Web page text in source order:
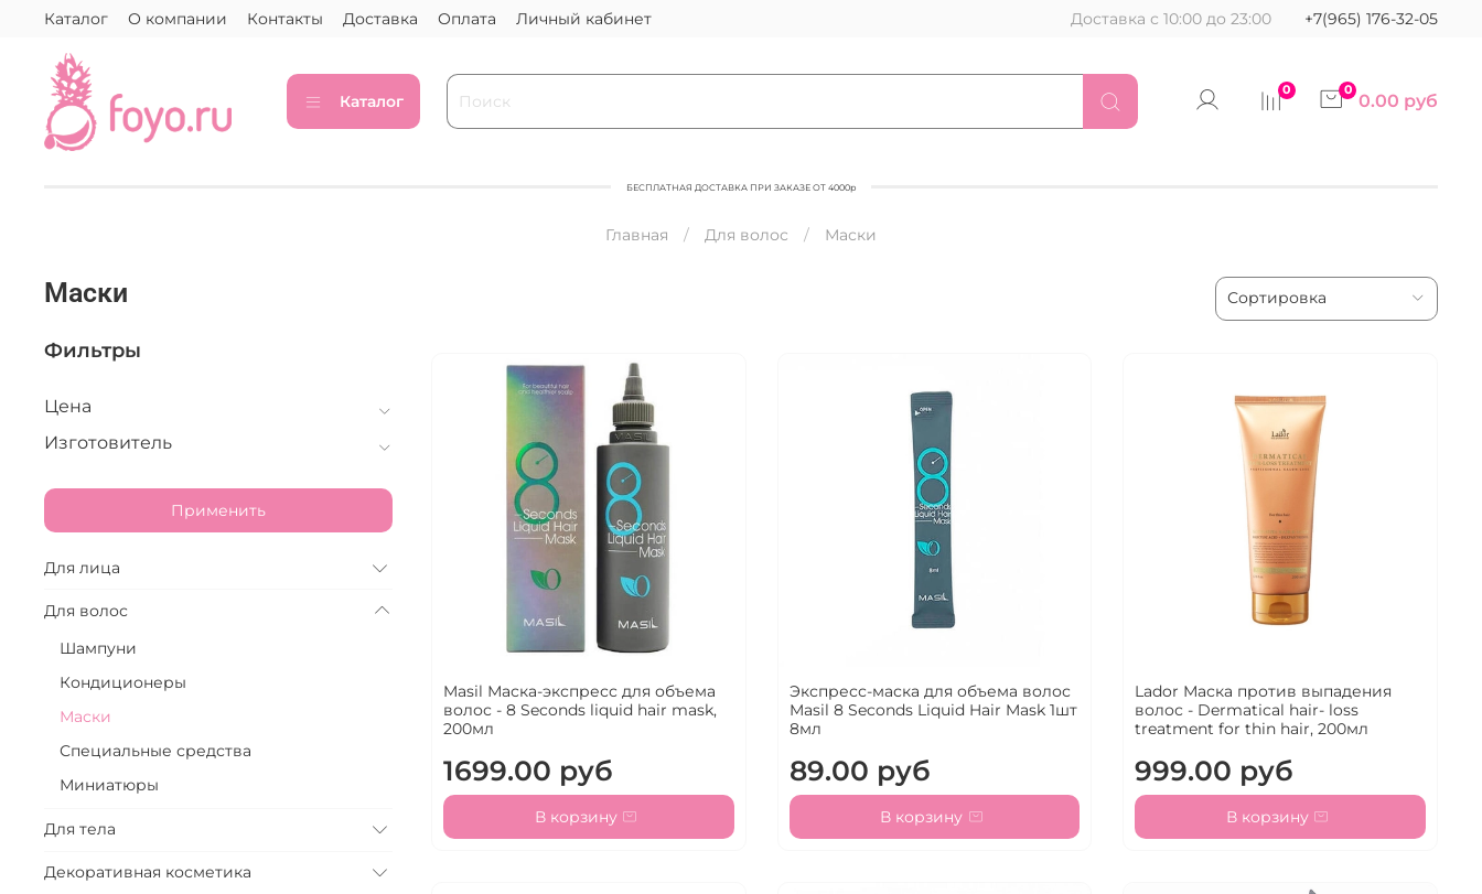
Каталог О компании Контакты Доставка Оплата Личный кабинет Доставка с 10:00 до 23:00 +7(965) 176-32-05
Каталог
0 0 0.00 руб
БЕСПЛАТНАЯ ДОСТАВКА ПРИ ЗАКАЗЕ ОТ 4000р
Главная Для волос Маски
Маски
Masil Маска-экспресс для объема
волос - 8 Seconds liquid hair mask,
200мл
1699.00 руб
В корзину
Экспресс-маска для объема волос
Masil 8 Seconds Liquid Hair Mask 1шт
8мл
89.00 руб
В корзину
Lador Маска против выпадения
волос - Dermatical hair- loss
treatment for thin hair, 200мл
999.00 руб
В корзину
Фильтры
Цена
Изготовитель
Применить
Для лица
Для волос
Шампуни
Кондиционеры
Маски
Специальные средства
Миниатюры
Для тела
Декоративная косметика